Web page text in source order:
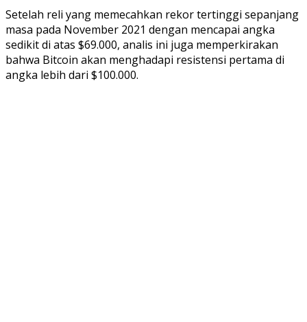
Setelah reli yang memecahkan rekor tertinggi sepanjang
masa pada November 2021 dengan mencapai angka
sedikit di atas $69.000, analis ini juga memperkirakan
bahwa Bitcoin akan menghadapi resistensi pertama di
angka lebih dari $100.000.